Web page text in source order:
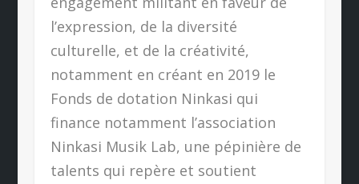
l’expression, de la diversité
culturelle, et de la créativité,
notamment en créant en 2019 le
Fonds de dotation Ninkasi qui
finance notamment l’association
Ninkasi Musik Lab, une pépinière de
talents qui repère et soutient